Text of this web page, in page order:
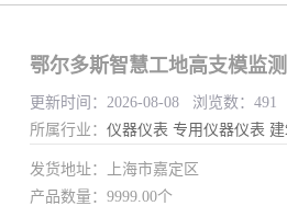
鄂尔多斯智慧工地高支模监
更新时间：2026-08-08 浏览数：491
所属行业： 仪器仪表 专用仪器仪表
发货地址：上海市嘉定区
产品数量：9999.00个